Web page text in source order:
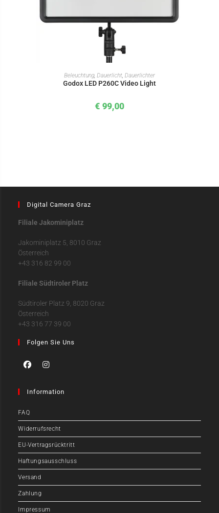
IN DEN WARENKORB
Beleuchtung, Dauerlicht, Dauerlichter
Godox LED P260C Video Light
€ 99,00
Digital Camera Graz
Filiale Jakominiplatz
Jakominiplatz 5, 8010 Graz
Österreich
+43 316 82 99 00
Filiale Südtiroler Platz
Südtiroler Platz 9, 8020 Graz
Österreich
+43 316 77 39 00
Folgen Sie Uns
Information
FAQ
Widerrufsrecht
EU-Vertragsrücktritt
Haftungsausschluss
Versand
Zahlung
Impressum